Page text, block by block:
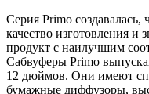
Серия Primo
качество изготовления и
продукт с наилучшим
Сабвуферы Primo
12 дюймов. Они имеют
бумажные диффузоры,